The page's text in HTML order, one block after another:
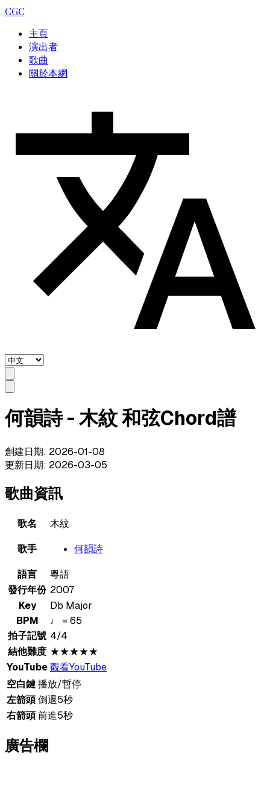
CGC
主頁
演出者
歌曲
關於本網
何韻詩 - 木紋 和弦Chord譜
創建日期: 2026-01-08
更新日期: 2026-03-05
歌曲資訊
歌名
木紋
歌手
何韻詩
語言
粵語
發行年份 2007
Key
Db Major
BPM
♩ = 65
拍子記號 4/4
結他難度 ★★★★★
YouTube觀看YouTube
空白鍵播放/暫停
左箭頭倒退5秒
右箭頭前進5秒
廣告欄